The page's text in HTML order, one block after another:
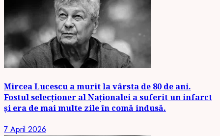
Mircea Lucescu a murit la vârsta de 80 de ani.
Fostul selecționer al Naționalei a suferit un infarct
și era de mai multe zile în comă indusă.
7 April 2026